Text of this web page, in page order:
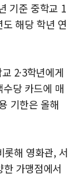
기준 중학교 1
해당 학년 연
2·3학년에게
당 카드에 매
기한은 올해
롯해 영화관, 서
가맹점에서